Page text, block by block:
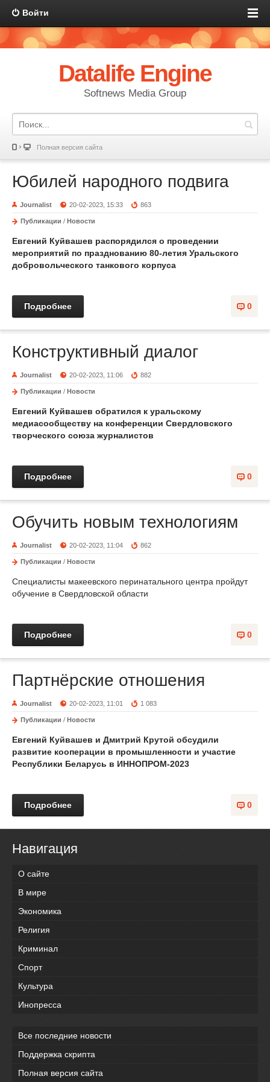
Войти
Datalife Engine
Softnews Media Group
Полная версия сайта
Юбилей народного подвига
Journalist 20-02-2023, 15:33 863
Публикации / Новости
Евгений Куйвашев распорядился о проведении
мероприятий по празднованию 80-летия Уральского
добровольческого танкового корпуса
0
Подробнее
Конструктивный диалог
Journalist 20-02-2023, 11:06 882
Публикации / Новости
Евгений Куйвашев обратился к уральскому
медиасообществу на конференции Свердловского
творческого союза журналистов
0
Подробнее
Обучить новым технологиям
Journalist 20-02-2023, 11:04 862
Публикации / Новости
Специалисты макеевского перинатального центра пройдут
обучение в Свердловской области
0
Подробнее
Партнёрские отношения
Journalist 20-02-2023, 11:01 1 083
Публикации / Новости
Евгений Куйвашев и Дмитрий Крутой обсудили
развитие кооперации в промышленности и участие
Республики Беларусь в ИННОПРОМ-2023
0
Подробнее
Навигация
О сайте
В мире
Экономика
Религия
Криминал
Спорт
Культура
Инопресса
Все последние новости
Поддержка скрипта
Полная версия сайта